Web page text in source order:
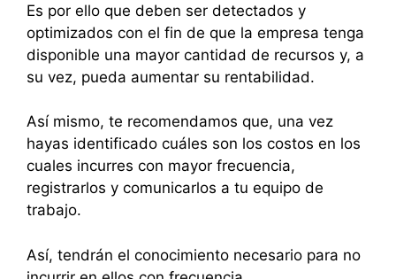
Es por ello que deben ser detectados y
optimizados con el fin de que la empresa tenga
disponible una mayor cantidad de recursos y, a
su vez, pueda aumentar su rentabilidad.
Así mismo, te recomendamos que, una vez
hayas identificado cuáles son los costos en los
cuales incurres con mayor frecuencia,
registrarlos y comunicarlos a tu equipo de
trabajo.
Así, tendrán el conocimiento necesario para no